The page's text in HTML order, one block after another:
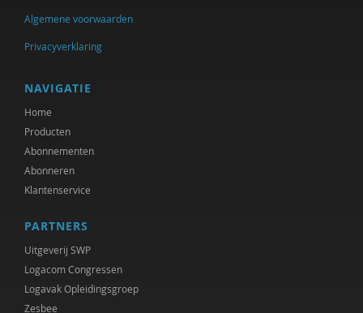
Algemene voorwaarden
Privacyverklaring
NAVIGATIE
Home
Producten
Abonnementen
Abonneren
Klantenservice
PARTNERS
Uitgeverij SWP
Logacom Congressen
Logavak Opleidingsgroep
Zesbee